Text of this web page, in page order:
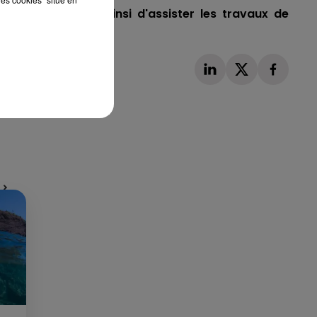
permettant ainsi d'assister les travaux de